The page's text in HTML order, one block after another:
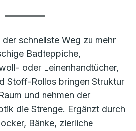
schnellste Weg zu mehr
Badteppiche,
oder Leinenhandtücher,
Stoff-Rollos bringen Struktur
und nehmen der
die Strenge. Ergänzt durch
Bänke, zierliche